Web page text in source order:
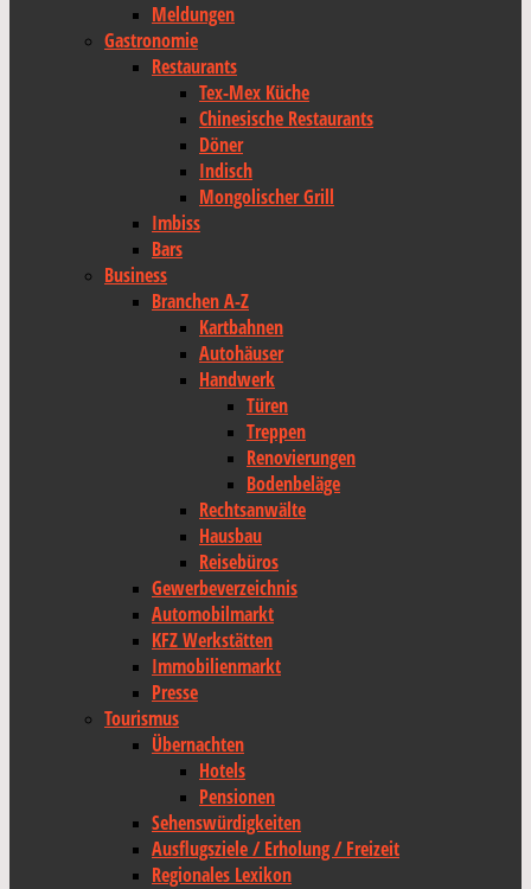
Meldungen
Gastronomie
Restaurants
Tex-Mex Küche
Chinesische Restaurants
Döner
Indisch
Mongolischer Grill
Imbiss
Bars
Business
Branchen A-Z
Kartbahnen
Autohäuser
Handwerk
Türen
Treppen
Renovierungen
Bodenbeläge
Rechtsanwälte
Hausbau
Reisebüros
Gewerbeverzeichnis
Automobilmarkt
KFZ Werkstätten
Immobilienmarkt
Presse
Tourismus
Übernachten
Hotels
Pensionen
Sehenswürdigkeiten
Ausflugsziele / Erholung / Freizeit
Regionales Lexikon